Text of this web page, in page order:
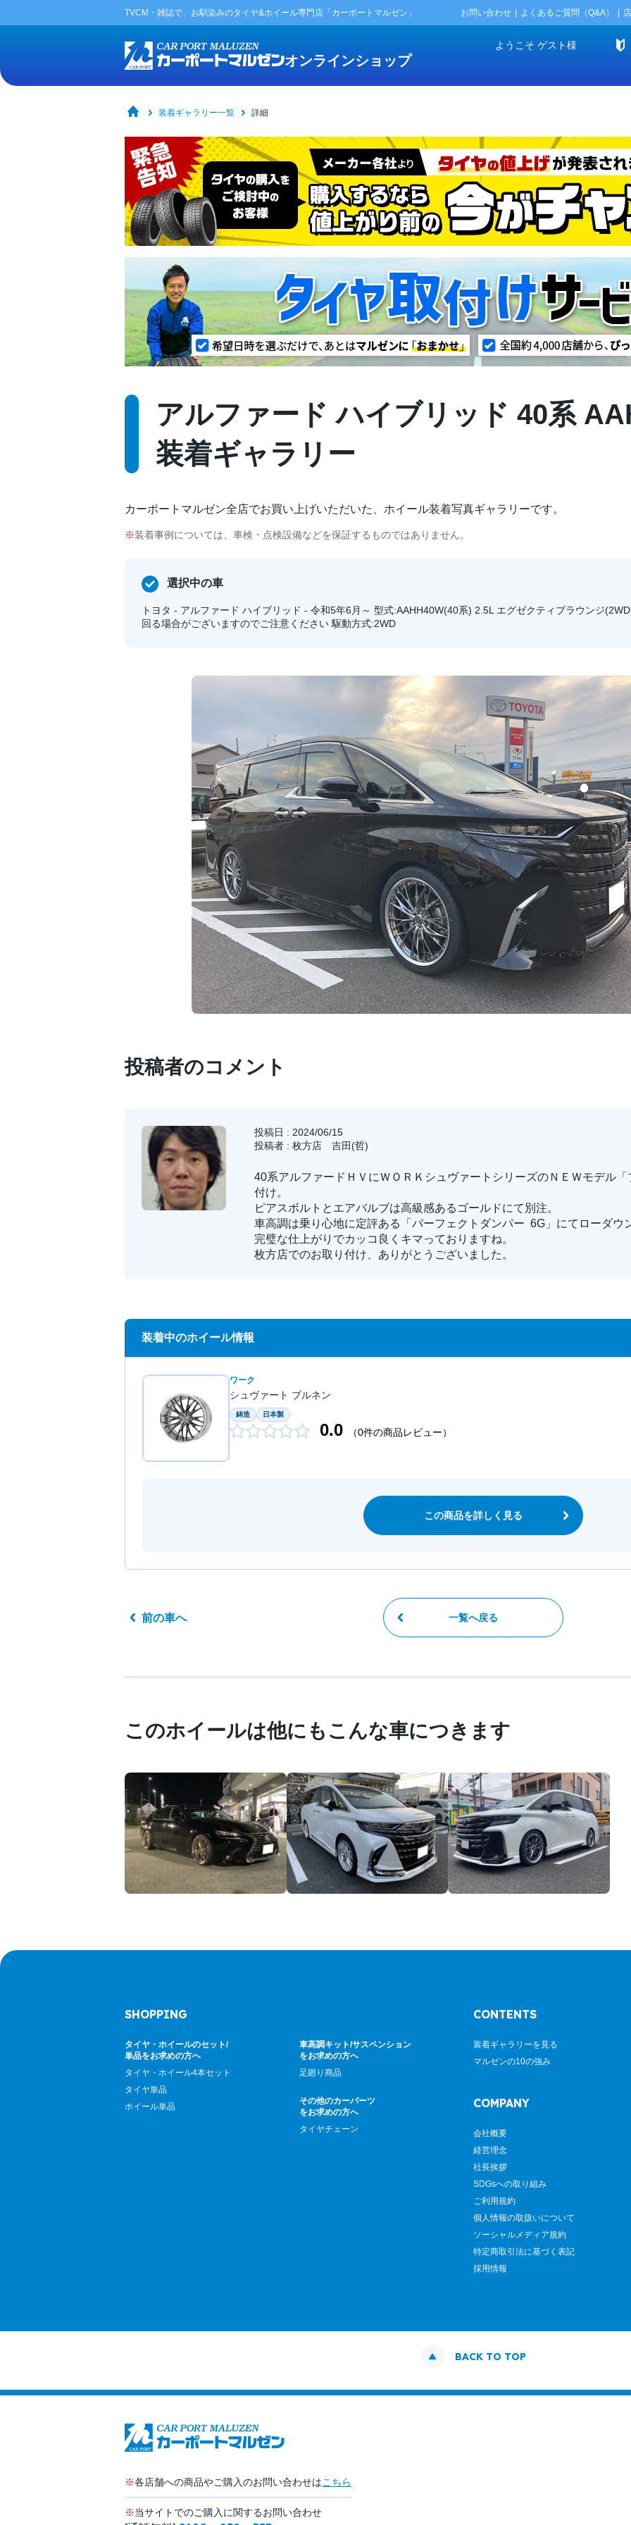
TVCM・雑誌で、お馴染みのタイヤ&ホイール専門店「カーポートマルゼン」 お問い合わせ よくあるご質問（Q&A）
オンラインショップ
ようこそ ゲスト様
装着ギャラリー一覧 詳細
アルファード ハイブリッド 40系
装着ギャラリー
カーポートマルゼン全店でお買い上げいただいた、ホイール装着写真ギャラリーです。
装着事例については、車検・点検設備などを保証するものではありません。
選択中の車
トヨタ - アルファード ハイブリッド - 令和5年6月～ 型式:AAHH40W(40系) 2.5L エグゼクティブラウンジ
回る場合がございますのでご注意ください 駆動方式:2WD
投稿者のコメント
投稿日 : 2024/06/15
投稿者 : 枚方店 吉田(哲)
40系アルファードＨＶにＷＯＲＫシュヴァートシリーズのＮＥＷモデル
付け。
ピアスボルトとエアバルブは高級感あるゴールドにて別注。
車高調は乗り心地に定評ある「パーフェクトダンパー 6G」にてローダウ
完璧な仕上がりでカッコ良くキマっておりますね。
枚方店でのお取り付け、ありがとうございました。
装着中のホイール情報
ワーク
シュヴァート ブルネン
鋳造 日本製
0.0 （0件の商品レビュー）
この商品を詳しく見る
前の車へ 一覧へ戻る
このホイールは他にもこんな車につきます
SHOPPING
タイヤ・ホイールのセット/
単品をお求めの方へ
タイヤ・ホイール4本セット
タイヤ単品
ホイール単品
車高調キット/サスペンション
をお求めの方へ
足廻り商品
その他のカーパーツ
をお求めの方へ
タイヤチェーン
CONTENTS
装着ギャラリーを見る
マルゼンの10の強み
COMPANY
会社概要
経営理念
社長挨拶
SDGsへの取り組み
ご利用規約
個人情報の取扱いについて
ソーシャルメディア規約
特定商取引法に基づく表記
採用情報
BACK TO TOP
※各店舗への商品やご購入のお問い合わせはこちら
※当サイトでのご購入に関するお問い合わせ